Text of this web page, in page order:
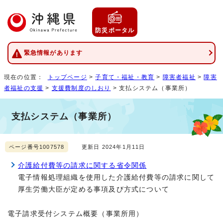
防災ポータル
緊急情報があります
現在の位置： トップページ >子育て・福祉・教育 > 障害者福祉 >障害
者福祉の支援 > 支援費制度のしおり > 支払システム（事業所）
支払システム（事業所）
ページ番号1007578 更新日 2024年1月11日
介護給付費等の請求に関する省令関係
電子情報処理組織を使用した介護給付費等の請求に関して
厚生労働大臣が定める事項及び方式について
電子請求受付システム概要（事業所用）